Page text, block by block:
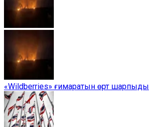
«Wildberries» ғимаратын өрт шарпыды